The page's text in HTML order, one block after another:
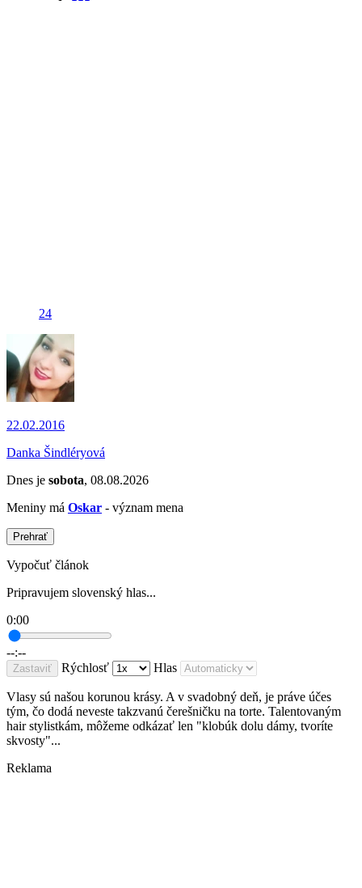
24
22.02.2016
Danka Šindléryová
Dnes je sobota, 08.08.2026
Meniny má Oskar - význam mena
Prehrať
Vypočuť článok
Pripravujem slovenský hlas...
0:00
--:--
Zastaviť Rýchlosť Hlas
Vlasy sú našou korunou krásy. A v svadobný deň, je práve účes
tým, čo dodá neveste takzvanú čerešničku na torte. Talentovaným
hair stylistkám, môžeme odkázať len "klobúk dolu dámy, tvoríte
skvosty"...
Reklama